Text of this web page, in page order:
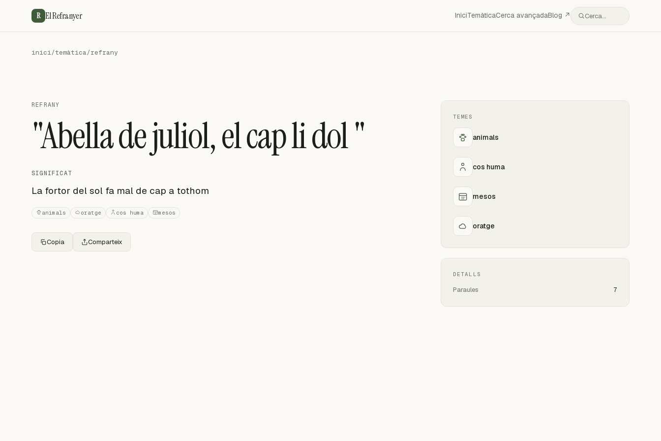
R El Refranyer IniciTemàticaCerca avançadaBlog ↗ Cerca…
inici/temàtica/refrany
REFRANY
"Abella de juliol, el cap li dol "
SIGNIFICAT
La fortor del sol fa mal de cap a tothom
animals oratge cos huma mesos
Copia Comparteix
TEMES
animals
cos huma
mesos
oratge
DETALLS
Paraules 7